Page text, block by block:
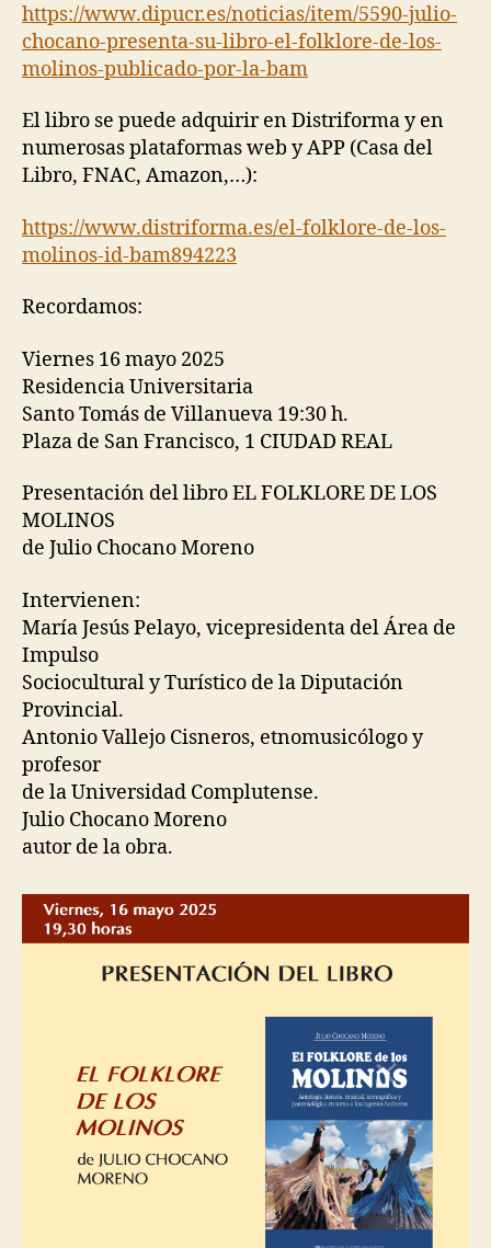
https://www.dipucr.es/noticias/item/5590-julio-
chocano-presenta-su-libro-el-folklore-de-los-
molinos-publicado-por-la-bam
El libro se puede adquirir en Distriforma y en
numerosas plataformas web y APP (Casa del
Libro, FNAC, Amazon,…):
https://www.distriforma.es/el-folklore-de-los-
molinos-id-bam894223
Recordamos:
Viernes 16 mayo 2025
Residencia Universitaria
Santo Tomás de Villanueva 19:30 h.
Plaza de San Francisco, 1 CIUDAD REAL
Presentación del libro EL FOLKLORE DE LOS
MOLINOS
de Julio Chocano Moreno
Intervienen:
María Jesús Pelayo, vicepresidenta del Área de
Impulso
Sociocultural y Turístico de la Diputación
Provincial.
Antonio Vallejo Cisneros, etnomusicólogo y
profesor
de la Universidad Complutense.
Julio Chocano Moreno
autor de la obra.